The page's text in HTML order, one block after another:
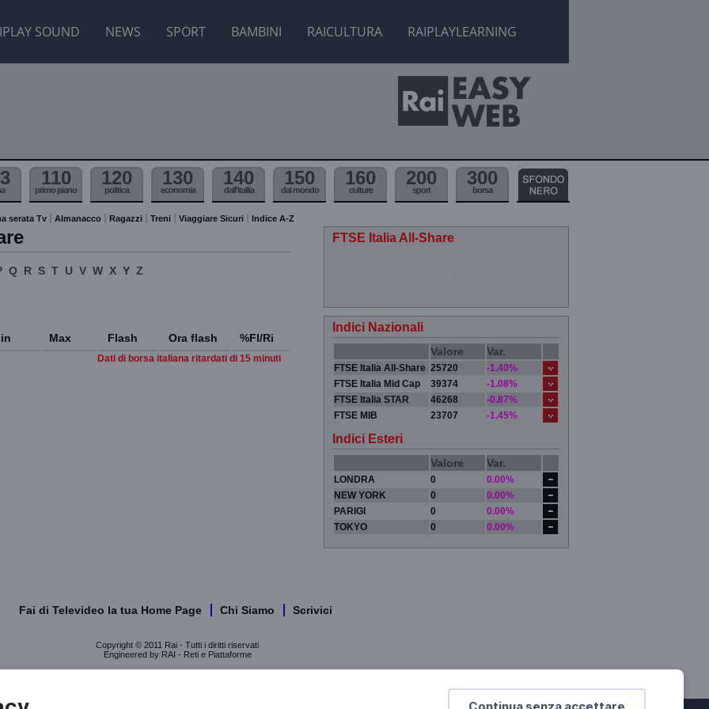
SOUND NEWS SPORT BAMBINI RAICULTURA RAIPLAYLEARNING
Continua senza accettare
110
primo piano
120
politica
130
economia
140
dall'itallia
150
dal mondo
160
culture
200
sport
300
borsa
serata Tv Almanacco Ragazzi Treni Viaggiare Sicuri Indice A-Z
Q R S T U V W X Y Z
Max Flash Ora flash %Fl/Ri
Dati di borsa italiana ritardati di 15 minuti
FTSE Italia All-Share
Indici Nazionali
Valore Var.
FTSE Italia All-Share 25720
-1.40%
FTSE Italia Mid Cap
39374
-1.08%
FTSE Italia STAR
46268
-0.87%
FTSE MIB
23707 -1.45%
Indici Esteri
Valore Var.
LONDRA 0
0.00%
NEW YORK
0
0.00%
PARIGI
0
0.00%
TOKYO
0 0.00%
Fai di Televideo la tua Home Page Chi Siamo Scrivici
Copyright © 2011 Rai - Tutti i diritti riservati
Engineered by RAI - Reti e Piattaforme